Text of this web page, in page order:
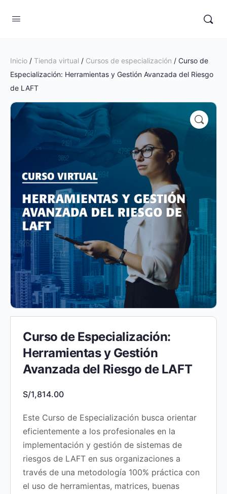
Inicio / Tienda virtual / Cursos de especialización / Curso de
Especialización: Herramientas y Gestión Avanzada del Riesgo
de LAFT
Curso de Especialización:
Herramientas y Gestión
Avanzada del Riesgo de LAFT
S/1,814.00
Este Curso de Especialización busca orientar
eficientemente a los profesionales en la
implementación y gestión de sistemas de
riesgos de LAFT en sus organizaciones a
través de una metodología 100% práctica con
el uso de herramientas, matrices, buenas